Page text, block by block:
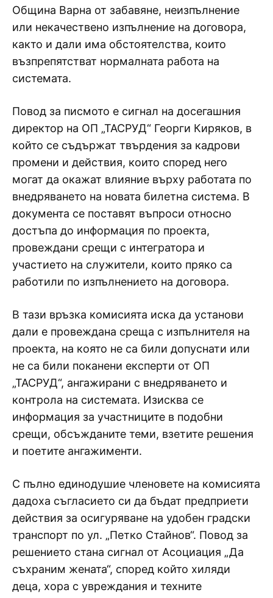
Община Варна от забавяне, неизпълнение
или некачествено изпълнение на договора,
както и дали има обстоятелства, които
възпрепятстват нормалната работа на
системата.
Повод за писмото е сигнал на досегашния
директор на ОП „ТАСРУД“ Георги Киряков, в
който се съдържат твърдения за кадрови
промени и действия, които според него
могат да окажат влияние върху работата по
внедряването на новата билетна система. В
документа се поставят въпроси относно
достъпа до информация по проекта,
провеждани срещи с интегратора и
участието на служители, които пряко са
работили по изпълнението на договора.
В тази връзка комисията иска да установи
дали е провеждана среща с изпълнителя на
проекта, на която не са били допуснати или
не са били поканени експерти от ОП
„ТАСРУД“, ангажирани с внедряването и
контрола на системата. Изисква се
информация за участниците в подобни
срещи, обсъжданите теми, взетите решения
и поетите ангажименти.
С пълно единодушие членовете на комисията
дадоха съгласието си да бъдат предприети
действия за осигуряване на удобен градски
транспорт по ул. „Петко Стайнов“. Повод за
решението стана сигнал от Асоциация „Да
съхраним жената“, според който хиляди
деца, хора с увреждания и техните